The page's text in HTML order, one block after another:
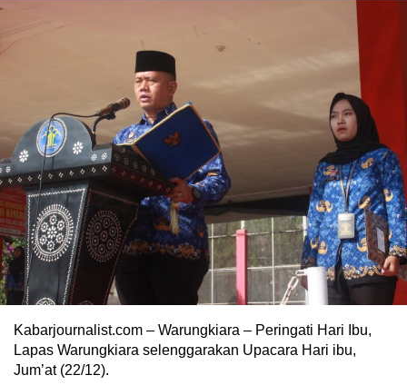
Kabarjournalist.com – Warungkiara – Peringati Hari Ibu,
Lapas Warungkiara selenggarakan Upacara Hari ibu,
Jum’at (22/12).